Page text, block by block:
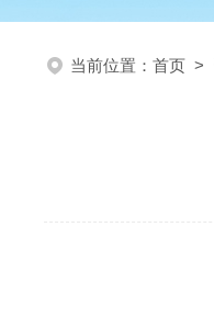
当前位置： 首页 >